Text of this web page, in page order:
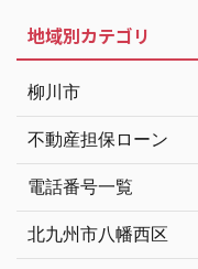
地域別カテゴリ
柳川市
不動産担保ローン
電話番号一覧
北九州市八幡西区